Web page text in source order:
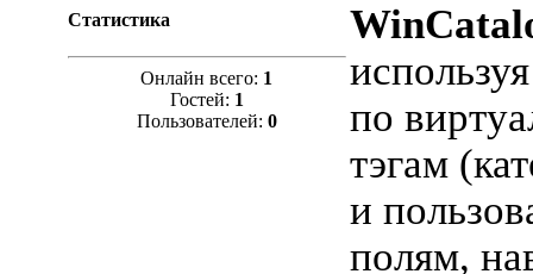
Статистика
Онлайн всего: 1
Гостей: 1
Пользователей: 0
по
тэгам
и
полям,